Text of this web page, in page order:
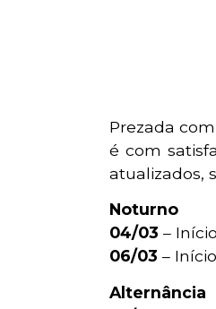
Prezada
é com
atualizados,
Noturno
04/03 –
06/03 –
Alternância